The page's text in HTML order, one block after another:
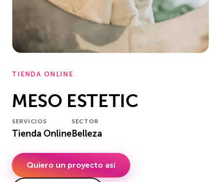
TIENDA ONLINE
MESO ESTETIC
SERVICIOS
Tienda Online
SECTOR
Belleza
Quiero un proyecto así